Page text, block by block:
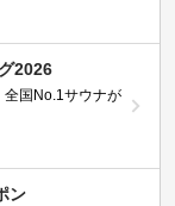
2026
全国No.1サウナが
ン